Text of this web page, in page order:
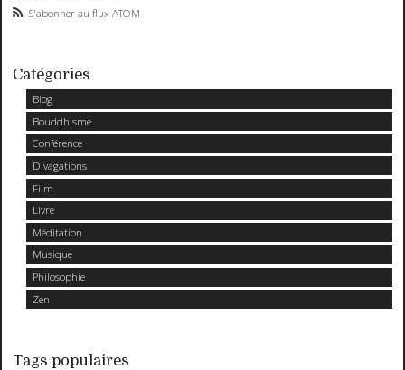
S'abonner au flux ATOM
Catégories
Blog
Bouddhisme
Conférence
Divagations
Film
Livre
Méditation
Musique
Philosophie
Zen
Tags populaires